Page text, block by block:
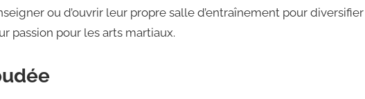
ou d’ouvrir leur propre salle d’entraînement pour diversifier
passion pour les arts martiaux.